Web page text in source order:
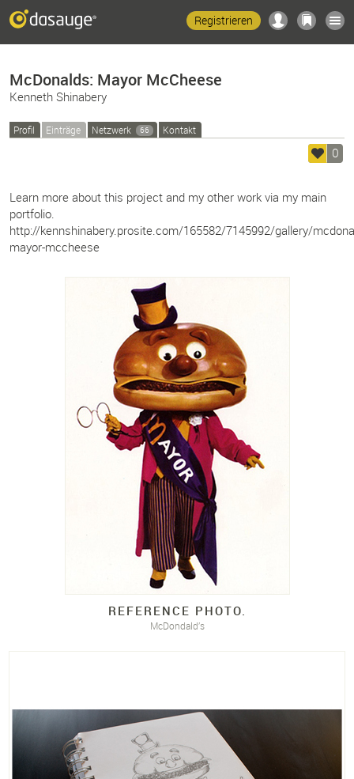
Registrieren
McDonalds: Mayor McCheese
Kenneth Shinabery
Profil Einträge Netzwerk 66 Kontakt
0
Learn more about this project and my other work via my main
portfolio.
http://kennshinabery.prosite.com/165582/7145992/gallery/
mayor-mccheese
REFERENCE PHOTO.
McDondald’s